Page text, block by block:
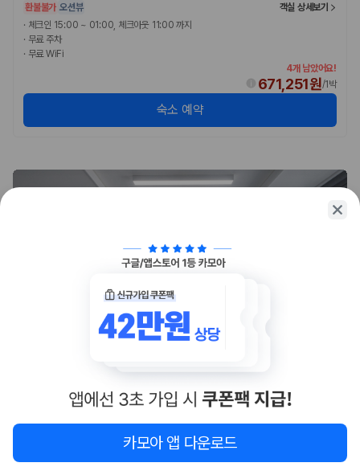
환불불가 오션뷰
객실 상세보기
· 체크인 15:00 ~ 01:00, 체크아웃 11:00 까지
· 무료 주차
· 무료 WiFi
4개 남았어요!
671,251원/1박
숙소 예약
카모아 앱 다운로드